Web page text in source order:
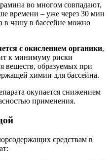
во многом совпадают,
времени – уже через 30 мин
в чашу в бассейне можно
с окислением органики,
к минимуму риски
веществ, образуемых при
химии для бассейна.
окупается снижением
применения.
средствам в